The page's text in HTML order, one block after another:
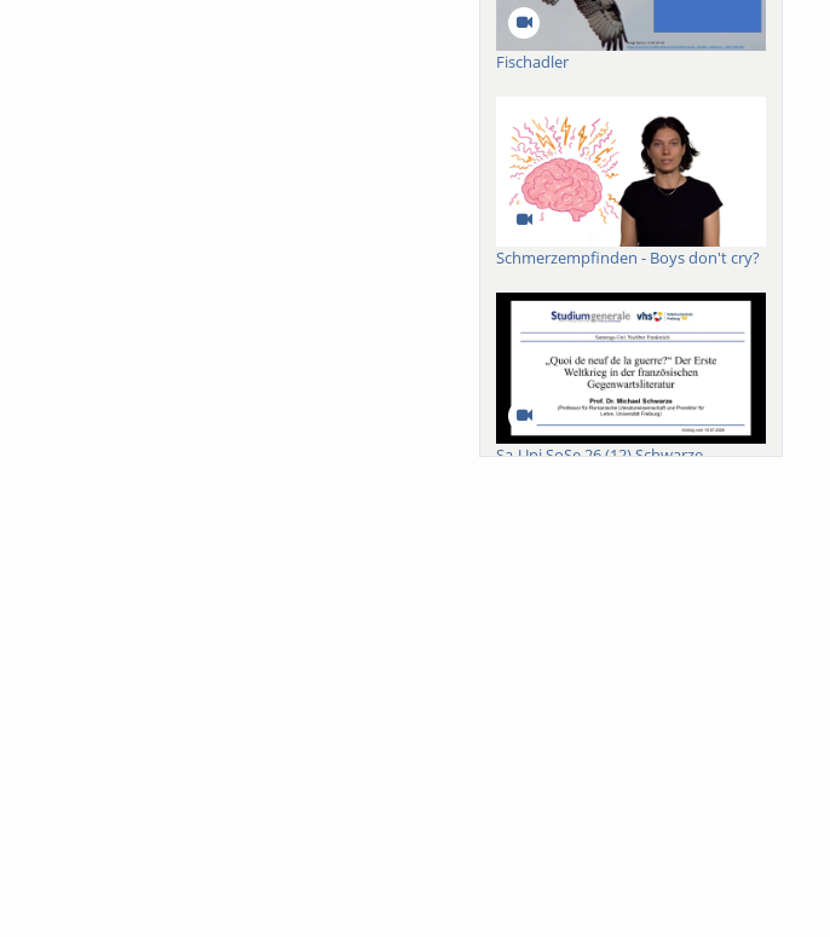
Fischadler
Schmerzempfinden - Boys don't cry?
Sa-Uni SoSe 26 (12) Schwarze